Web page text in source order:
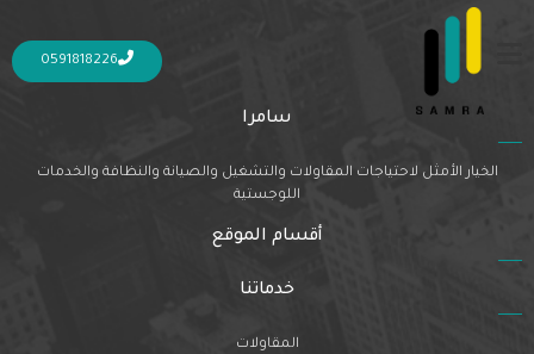
0591818226
Nothing Found
It seems we can’t find what you’re looking for. Perhaps searching can help.
سامرا
الخيار الأمثل لاحتياجات المقاولات والتشغيل والصيانة والنظافة والخدمات
اللوجستية
أقسام الموقع
خدماتنا
المقاولات